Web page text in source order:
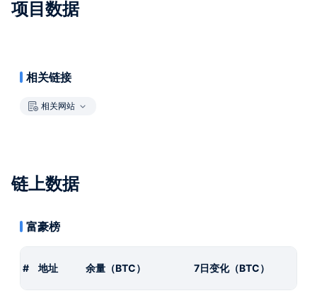
项目数据
相关链接
相关网站
链上数据
富豪榜
# 地址 余量（BTC） 7日变化（BTC）